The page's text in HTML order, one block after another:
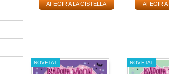
AFEGIR A LA CISTELLA AFEGIR
NOVETAT NOVETAT